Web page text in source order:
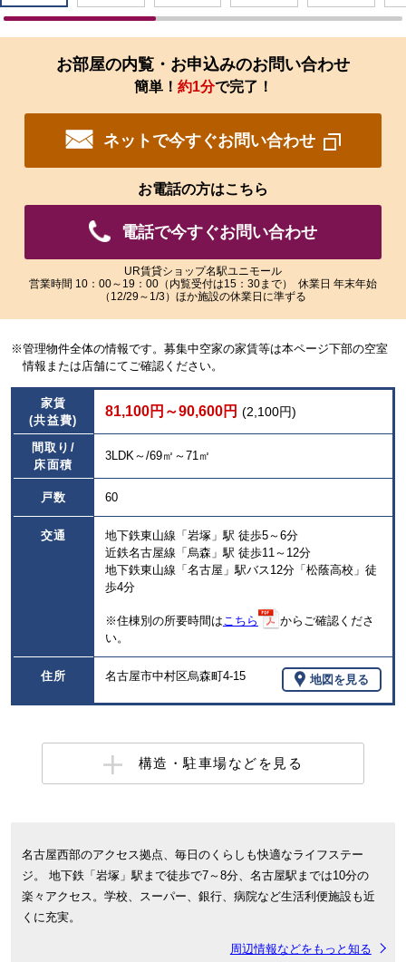
リ
す
拡
大
さ
い
だ
ま
す。
リ
拡
い
だ
ま
お部屋の内覧・お申込みのお問い合わせ
簡単！ 約1分で完了！
ネットで今すぐお問い合わせ
お電話の方はこちら
電話で今すぐお問い合わせ
UR賃貸ショップ名駅ユニモール
営業時間 10：00～19：00（内覧受付は15：30まで） 休業日 年末年始
（12/29～1/3）ほか施設の休業日に準ずる
※管理物件全体の情報です。募集中空家の家賃等は本ページ下部の空室
情報または店舗にてご確認ください。
家賃
(共益費)
81,100円～90,600円 (2,100円)
間取り/
床面積
3LDK～/69㎡～71㎡
戸数 60
交通
地下鉄東山線「岩塚」駅 徒歩5～6分
近鉄名古屋線「烏森」駅 徒歩11～12分
地下鉄東山線「名古屋」駅バス12分「松蔭高校」徒
歩4分
※住棟別の所要時間は こちら
からご確認くださ
い。
住所 名古屋市中村区烏森町4-15 地図を見る
構造・駐車場などを見る
名古屋西部のアクセス拠点、毎日のくらしも快適なライフステー
ジ。 地下鉄「岩塚」駅まで徒歩で7～8分、名古屋駅までは10分の
楽々アクセス。学校、スーパー、銀行、病院など生活利便施設も近
くに充実。
周辺情報などをもっと知る